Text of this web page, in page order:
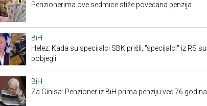
Penzionerima ove sedmice stiže povećana penzija
BiH
Helez: Kada su specijalci SBK prišli, "specijalci" iz RS su
pobjegli
BiH
Za Ginisa: Penzioner iz BiH prima penziju već 76 godina